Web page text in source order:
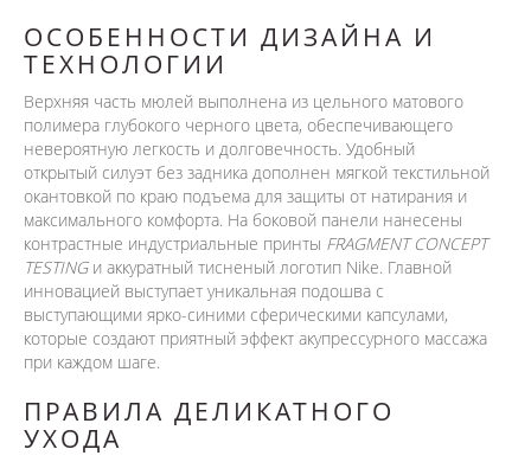
ОСОБЕННОСТИ ДИЗАЙНА И
ТЕХНОЛОГИИ
Верхняя часть мюлей выполнена из цельного матового
полимера глубокого черного цвета, обеспечивающего
невероятную легкость и долговечность. Удобный
открытый силуэт без задника дополнен мягкой текстильной
окантовкой по краю подъема для защиты от натирания и
максимального комфорта. На боковой панели нанесены
контрастные индустриальные принты FRAGMENT CONCEPT
TESTINGи аккуратный тисненый логотип Nike. Главной
инновацией выступает уникальная подошва с
выступающими ярко-синими сферическими капсулами,
которые создают приятный эффект акупрессурного массажа
при каждом шаге.
ПРАВИЛА ДЕЛИКАТНОГО
УХОДА